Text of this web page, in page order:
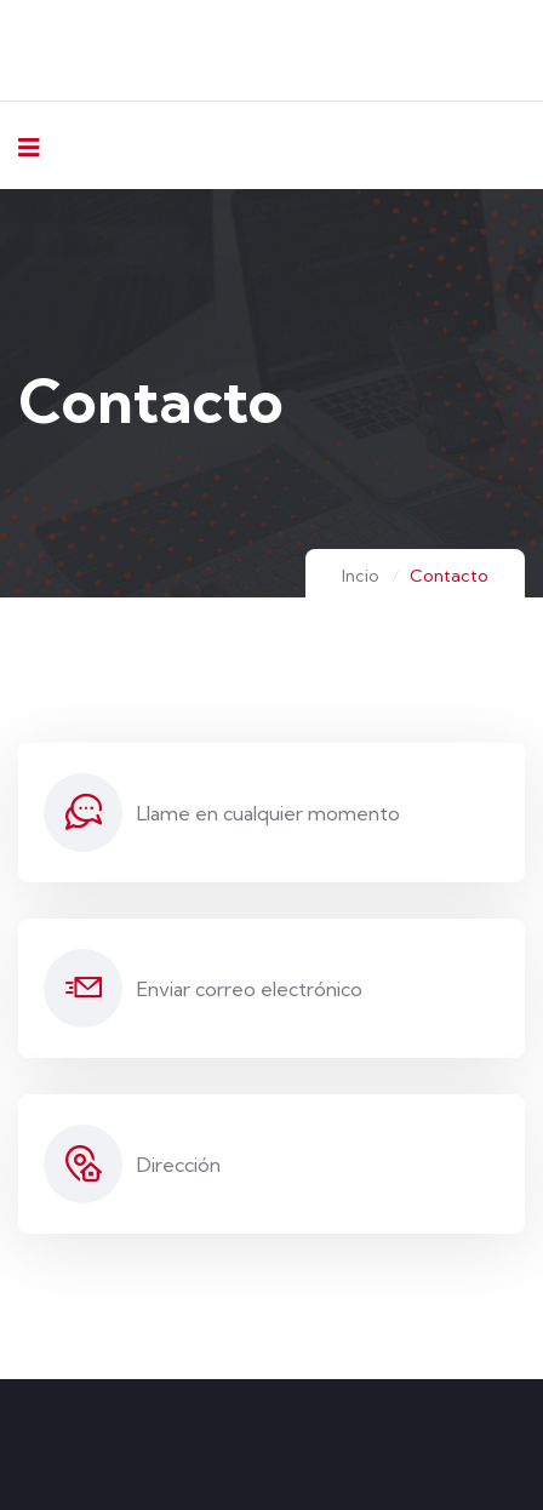
Contacto
Incio Contacto
Llame en cualquier momento
Enviar correo electrónico
Dirección